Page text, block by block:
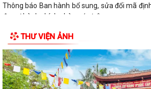
Tuyên truyền, triển khai thực hiện Nghị
ngày 28/7/2026 của HĐND thành phố...
Công văn 8800 về việc thực hiện Kế hoạch
hoạch số 260/KH-UBND của Uỷ ban nhân...
Công văn xin ý kiến hồ sơ dự thảo văn bản
văn bản quy phạm pháp luật
THƯ VIỆN ẢNH